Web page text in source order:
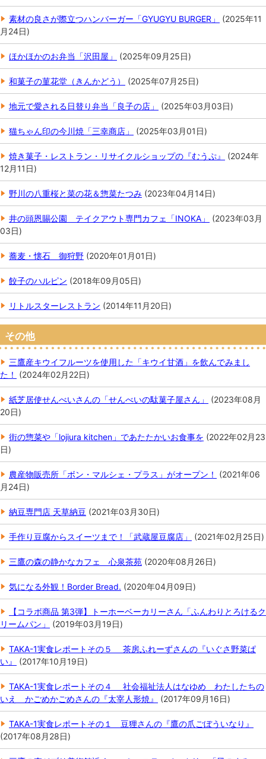
素材の良さが際立つハンバーガー「GYUGYU BURGER」 (2025年11
月24日)
ほかほかのお弁当「沢田屋」 (2025年09月25日)
和菓子の菫花堂（きんかどう） (2025年07月25日)
地元で愛される日替り弁当「良子の店」 (2025年03月03日)
猫ちゃん印の今川焼「三幸商店」 (2025年03月01日)
焼き菓子・レストラン・リサイクルショップの『むうぷ』 (2024年
12月11日)
野川の八重桜と菜の花＆惣菜たつみ (2023年04月14日)
井の頭恩賜公園 テイクアウト専門カフェ「INOKA」 (2023年03月
03日)
蕎麦・懐石 御狩野 (2020年01月01日)
餃子のハルピン (2018年09月05日)
リトルスターレストラン (2014年11月20日)
その他
三鷹産キウイフルーツを使用した「キウイ甘酒」を飲んでみまし
た！
(2024年02月22日)
紙芝居使せんべいさんの「せんべいの駄菓子屋さん」 (2023年08月
20日)
街の惣菜や「lojiura kitchen」であたたかいお食事を (2022年02月23
日)
農産物販売所「ボン・マルシェ・プラス」がオープン！ (2021年06
月24日)
納豆専門店 天草納豆 (2021年03月30日)
手作り豆腐からスイーツまで！「武蔵屋豆腐店」 (2021年02月25日)
三鷹の森の静かなカフェ 心泉茶苑 (2020年08月26日)
気になる外観！Border Bread. (2020年04月09日)
【コラボ商品 第3弾】トーホーベーカリーさん「ふんわりとろけるク
リームパン」
(2019年03月19日)
TAKA-1実食レポートその５ 茶房ふれーずさんの『いぐさ野菜ぱ
い』
(2017年10月19日)
TAKA-1実食レポートその４ 社会福祉法人はなゆめ わたしたちの
いえ かごめかごめさんの『太宰人形焼』
(2017年09月16日)
TAKA-1実食レポートその１ 豆狸さんの『鷹の爪ごぼういなり』
(2017年08月28日)